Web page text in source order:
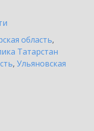
область,
Татарстан
, Ульяновская